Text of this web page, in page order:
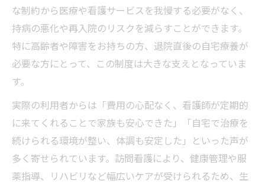
な制約から医療や看護サービスを我慢する必要がなく、
持病の悪化や再入院のリスクを減らすことができます。
特に高齢者や障害をお持ちの方、退院直後の自宅療養が
必要な方にとって、この制度は大きな支えとなっていま
す。
実際の利用者からは「費用の心配なく、看護師が定期的
に来てくれることで家族も安心できた」「自宅で治療を
続けられる環境が整い、体調も安定した」といった声が
多く寄せられています。訪問看護により、健康管理や服
薬指導、リハビリなど幅広いケアが受けられるため、生